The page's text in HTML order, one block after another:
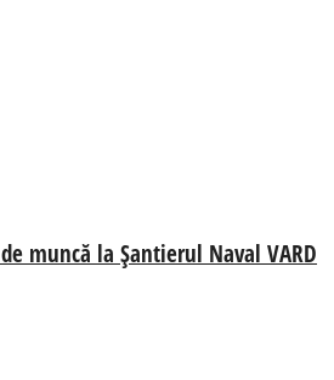
muncă la Șantierul Naval VARD